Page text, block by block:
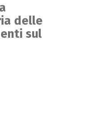
delle
sul